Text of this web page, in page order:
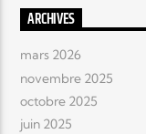
ARCHIVES
mars 2026
novembre 2025
octobre 2025
juin 2025